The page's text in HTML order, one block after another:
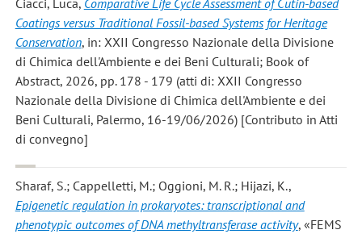
Coatings versus Traditional Fossil-based Systems for Heritage
Conservation, in: XXII Congresso Nazionale della Divisione
di Chimica dell'Ambiente e dei Beni Culturali; Book of
Abstract, 2026, pp. 178 - 179 (atti di: XXII Congresso
Nazionale della Divisione di Chimica dell'Ambiente e dei
Beni Culturali, Palermo, 16-19/06/2026) [Contributo in Atti
di convegno]
Sharaf, S.; Cappelletti, M.; Oggioni, M. R.; Hijazi, K.,
Epigenetic regulation in prokaryotes: transcriptional and
phenotypic outcomes of DNA methyltransferase activity, «FEMS